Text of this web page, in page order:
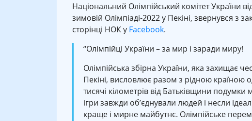
Національний Олімпійський комітет України
зимовій Олімпіаді-2022 у Пекіні, звернувся з
сторінці НОК у Facebook.
“Олімпійці України – за мир і заради миру!
Олімпійська збірна України, яка захищає
Пекіні, висловлює разом з рідною країною
тисячі кілометрів від Батьківщини
ігри завжди об’єднували людей і несли
краще і мирне майбутнє. Олімпійське